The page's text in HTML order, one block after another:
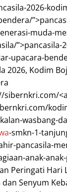
2026-
muda-
”>pancasila-
upacara-
2026, Kodim
sibernkri.com/<a
wasbang-
-smkn-1-
pancasila-
anak-
Peringati Hari
Senyum